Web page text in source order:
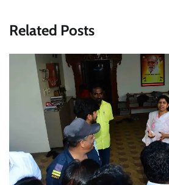
Related Posts